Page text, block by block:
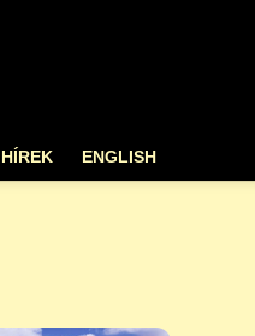
HÍREK ENGLISH